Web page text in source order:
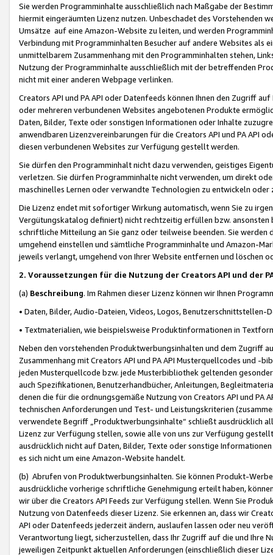
Sie werden Programminhalte ausschließlich nach Maßgabe der
hiermit eingeräumten Lizenz nutzen. Unbeschadet des Vorstehenden
Umsätze auf eine Amazon-Website zu leiten, und werden
Verbindung mit Programminhalten Besucher auf andere Websites als
unmittelbarem Zusammenhang mit den Programminhalten stehen,
Nutzung der Programminhalte ausschließlich mit der betreffenden
nicht mit einer anderen Webpage verlinken.
Creators API und PA API oder Datenfeeds können Ihnen den Zugriff
oder mehreren verbundenen Websites angebotenen Produkte
Daten, Bilder, Texte oder sonstigen Informationen oder Inhalte
anwendbaren Lizenzvereinbarungen für die Creators API und PA API
diesen verbundenen Websites zur Verfügung gestellt werden.
Sie dürfen den Programminhalt nicht dazu verwenden, geistiges
verletzen. Sie dürfen Programminhalte nicht verwenden, um direkt
maschinelles Lernen oder verwandte Technologien zu entwickeln
Die Lizenz endet mit sofortiger Wirkung automatisch, wenn Sie zu
Vergütungskatalog definiert) nicht rechtzeitig erfüllen bzw. ansonsten
schriftliche Mitteilung an Sie ganz oder teilweise beenden. Sie werden
umgehend einstellen und sämtliche Programminhalte und Amazon-
jeweils verlangt, umgehend von Ihrer Website entfernen und löschen
2. Voraussetzungen für die Nutzung der Creators API und der
(a) Beschreibung. Im Rahmen dieser Lizenz können wir Ihnen
• Daten, Bilder, Audio-Dateien, Videos, Logos, Benutzerschnittstellen-
• Textmaterialien, wie beispielsweise Produktinformationen in
Neben den vorstehenden Produktwerbungsinhalten und dem Zugriff
Zusammenhang mit Creators API und PA API Musterquellcodes und
jeden Musterquellcode bzw. jede Musterbibliothek geltenden
auch Spezifikationen, Benutzerhandbücher, Anleitungen,
denen die für die ordnungsgemäße Nutzung von Creators API und PA
technischen Anforderungen und Test- und Leistungskriterien
verwendete Begriff „Produktwerbungsinhalte“ schließt ausdrücklich
Lizenz zur Verfügung stellen, sowie alle von uns zur Verfügung
ausdrücklich nicht auf Daten, Bilder, Texte oder sonstige
es sich nicht um eine Amazon-Website handelt.
(b) Abrufen von Produktwerbungsinhalten. Sie können Produkt-
ausdrückliche vorherige schriftliche Genehmigung erteilt haben,
wir über die Creators API Feeds zur Verfügung stellen. Wenn Sie
Nutzung von Datenfeeds dieser Lizenz. Sie erkennen an, dass wir
API oder Datenfeeds jederzeit ändern, auslaufen lassen oder neu
Verantwortung liegt, sicherzustellen, dass Ihr Zugriff auf die und Ihre
jeweiligen Zeitpunkt aktuellen Anforderungen (einschließlich dieser